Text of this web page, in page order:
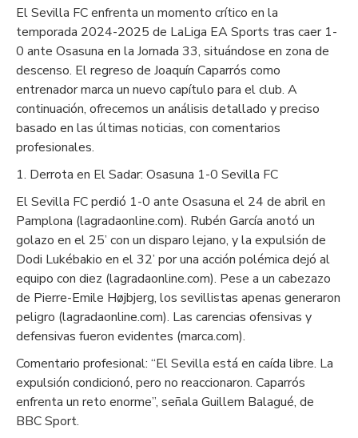
El Sevilla FC enfrenta un momento crítico en la
temporada 2024-2025 de LaLiga EA Sports tras caer 1-
0 ante Osasuna en la Jornada 33, situándose en zona de
descenso. El regreso de Joaquín Caparrós como
entrenador marca un nuevo capítulo para el club. A
continuación, ofrecemos un análisis detallado y preciso
basado en las últimas noticias, con comentarios
profesionales.
1. Derrota en El Sadar: Osasuna 1-0 Sevilla FC
El Sevilla FC perdió 1-0 ante Osasuna el 24 de abril en
Pamplona (lagradaonline.com). Rubén García anotó un
golazo en el 25’ con un disparo lejano, y la expulsión de
Dodi Lukébakio en el 32’ por una acción polémica dejó al
equipo con diez (lagradaonline.com). Pese a un cabezazo
de Pierre-Emile Højbjerg, los sevillistas apenas generaron
peligro (lagradaonline.com). Las carencias ofensivas y
defensivas fueron evidentes (marca.com).
Comentario profesional: “El Sevilla está en caída libre. La
expulsión condicionó, pero no reaccionaron. Caparrós
enfrenta un reto enorme”, señala Guillem Balagué, de
BBC Sport.